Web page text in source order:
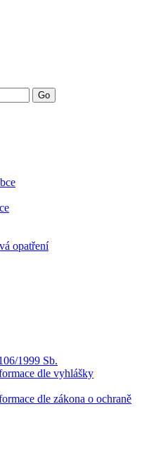
Go
opatření
1999 Sb.
dle vyhlášky
dle zákona o ochraně